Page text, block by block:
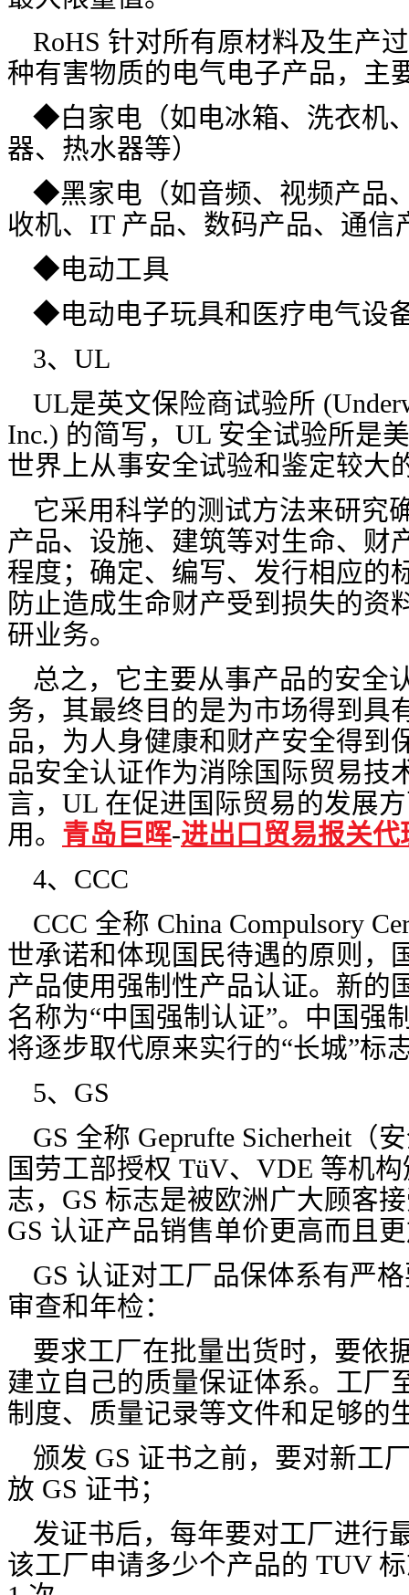
RoHS 针对所有原材料及生产
种有害物质的电气电子产品，主
◆白家电（如电冰箱、洗衣机
器、热水器等）
◆黑家电（如音频、视频产品
收机、IT 产品、数码产品、通信
◆电动工具
◆电动电子玩具和医疗电气设
3、UL
UL是英文保险商试验所
Inc.) 的简写，UL 安全试验所是
世界上从事安全试验和鉴定较大
它采用科学的测试方法来研究
产品、设施、建筑等对生命、财
程度；确定、编写、发行相应的
防止造成生命财产受到损失的资
研业务。
总之，它主要从事产品的安全
务，其最终目的是为市场得到具
品，为人身健康和财产安全得到
品安全认证作为消除国际贸易技
言，UL 在促进国际贸易的发展
用。 青岛巨晖-进出口贸易报关代
4、CCC
CCC 全称 China Compulsory
世承诺和体现国民待遇的原则，
产品使用强制性产品认证。新的
名称为“中国强制认证”。中国强
将逐步取代原来实行的“长城”标
5、GS
GS 全称 Geprufte Sicherheit（
国劳工部授权 TüV、VDE 等机
志，GS 标志是被欧洲广大顾客
GS 认证产品销售单价更高而且
GS 认证对工厂品保体系有严
审查和年检：
要求工厂在批量出货时，要依
建立自己的质量保证体系。工厂
制度、质量记录等文件和足够的
颁发 GS 证书之前，要对新工
放 GS 证书；
发证书后，每年要对工厂进行
该工厂申请多少个产品的 TUV